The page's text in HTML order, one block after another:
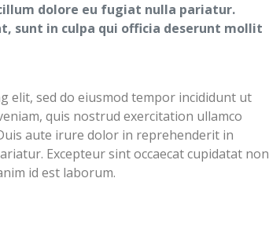
dolore eu fugiat nulla pariatur.
sunt in culpa qui officia deserunt mollit
elit, sed do eiusmod tempor incididunt ut
quis nostrud exercitation ullamco
aute irure dolor in reprehenderit in
Excepteur sint occaecat cupidatat non
id est laborum.